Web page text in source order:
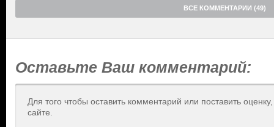
ВСЕ КОММЕНТАРИИ (49)
Оставьте Ваш комментарий:
Для того чтобы оставить комментарий или поставить
сайте.